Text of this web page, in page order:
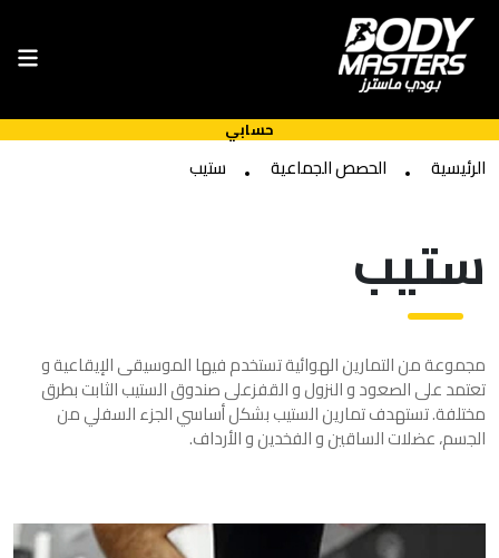
حسابي
الرئيسية الحصص الجماعية ستيب
ستيب
مجموعة من التمارين الهوائية تستخدم فيها الموسيقى الإيقاعية و
تعتمد على الصعود و النزول و القفزعلى صندوق الستيب الثابت بطرق
مختلفة. تستهدف تمارين الستيب بشكل أساسي الجزء السفلي من
الجسم، عضلات الساقين و الفخدين و الأرداف.